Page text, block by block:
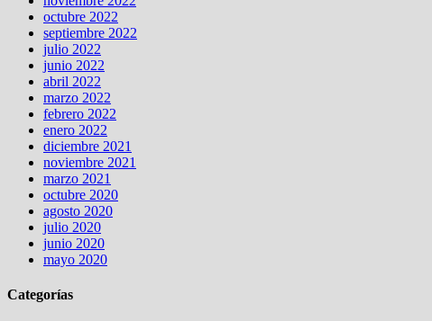
octubre 2022
septiembre 2022
julio 2022
junio 2022
abril 2022
marzo 2022
febrero 2022
enero 2022
diciembre 2021
noviembre 2021
marzo 2021
octubre 2020
agosto 2020
julio 2020
junio 2020
mayo 2020
Categorías